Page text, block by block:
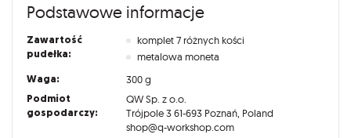
Podstawowe informacje
Zawartość
pudełka:
komplet 7 różnych kości
metalowa moneta
Waga: 300 g
Podmiot
gospodarczy:
QW Sp. z o.o.
Trójpole 3 61-693 Poznań, Poland
shop@q-workshop.com